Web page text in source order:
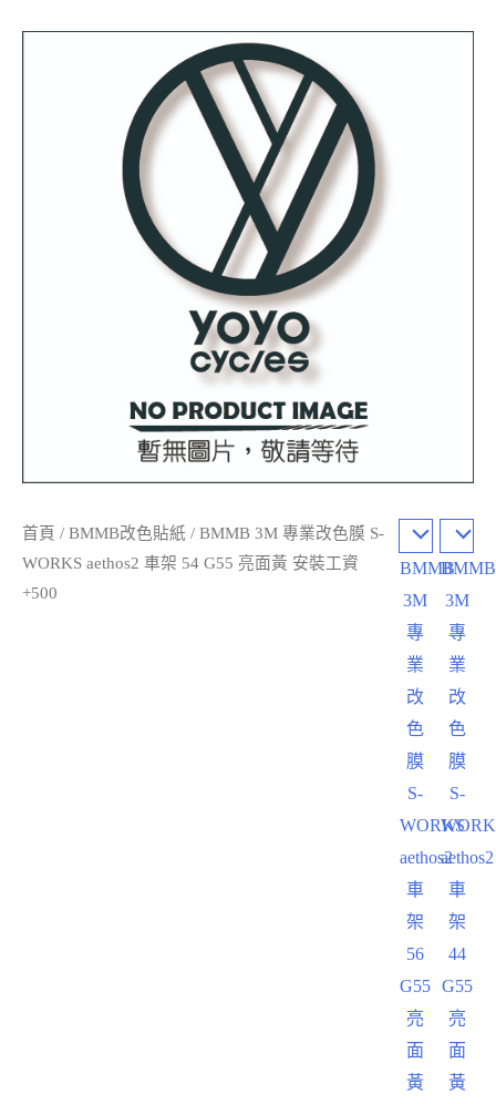
BMMB
3M
專
業
改
色
膜
S-
WORKS
aethos2
車
架
56
G55
亮
面
黃
BMMB
3M
專
業
改
色
膜
S-
aethos2
車
架
44
G55
亮
面
黃
首頁 / BMMB改色貼紙 / BMMB 3M 專業改色膜 S-
WORKS aethos2 車架 54 G55 亮面黃 安裝工資
+500